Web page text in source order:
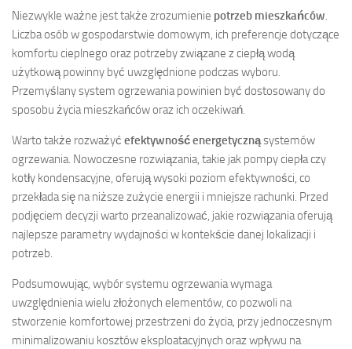
Niezwykle ważne jest także zrozumienie potrzeb mieszkańców.
Liczba osób w gospodarstwie domowym, ich preferencje dotyczące
komfortu cieplnego oraz potrzeby związane z ciepłą wodą
użytkową powinny być uwzględnione podczas wyboru.
Przemyślany system ogrzewania powinien być dostosowany do
sposobu życia mieszkańców oraz ich oczekiwań.
Warto także rozważyć efektywność energetycznąsystemów
ogrzewania. Nowoczesne rozwiązania, takie jak pompy ciepła czy
kotły kondensacyjne, oferują wysoki poziom efektywności, co
przekłada się na niższe zużycie energii i mniejsze rachunki. Przed
podjęciem decyzji warto przeanalizować, jakie rozwiązania oferują
najlepsze parametry wydajności w kontekście danej lokalizacji i
potrzeb.
Podsumowując, wybór systemu ogrzewania wymaga
uwzględnienia wielu złożonych elementów, co pozwoli na
stworzenie komfortowej przestrzeni do życia, przy jednoczesnym
minimalizowaniu kosztów eksploatacyjnych oraz wpływu na